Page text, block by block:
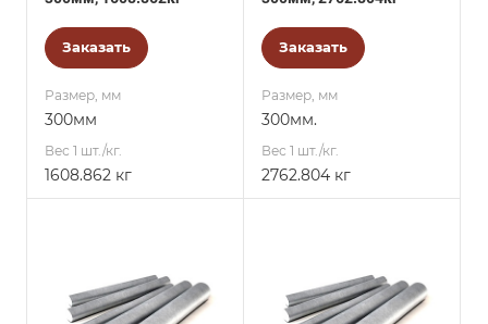
Заказать
Размер, мм
300мм
Вес 1 шт./кг.
1608.862 кг
Заказать
Размер, мм
300мм.
Вес 1 шт./кг.
2762.804 кг